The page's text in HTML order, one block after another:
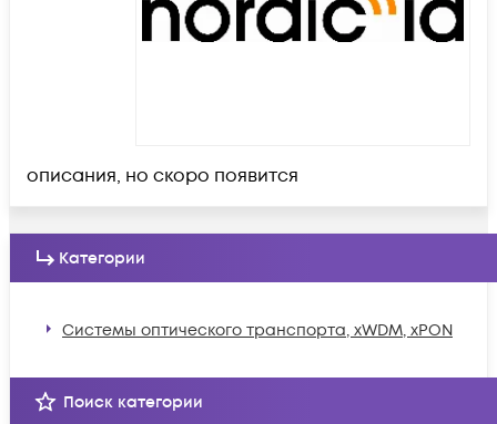
описания, но скоро появится
Категории
Системы оптического транспорта, xWDM, xPON
Поиск категории